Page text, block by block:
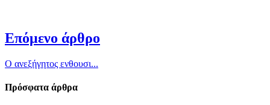
Επόμενο άρθρο
Ο ανεξήγητος ενθουσι...
Πρόσφατα άρθρα